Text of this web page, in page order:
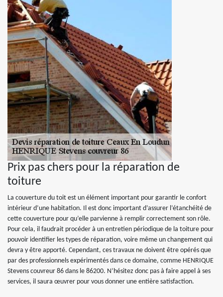
Prix pas chers pour la réparation de
toiture
La couverture du toit est un élément important pour garantir le confort
intérieur d’une habitation. Il est donc important d’assurer l’étanchéité de
cette couverture pour qu’elle parvienne à remplir correctement son rôle.
Pour cela, il faudrait procéder à un entretien périodique de la toiture pour
pouvoir identifier les types de réparation, voire même un changement qui
devra y être apporté. Cependant, ces travaux ne doivent être opérés que
par des professionnels expérimentés dans ce domaine, comme HENRIQUE
Stevens couvreur 86 dans le 86200. N’hésitez donc pas à faire appel à ses
services, il saura œuvrer pour vous donner une entière satisfaction.